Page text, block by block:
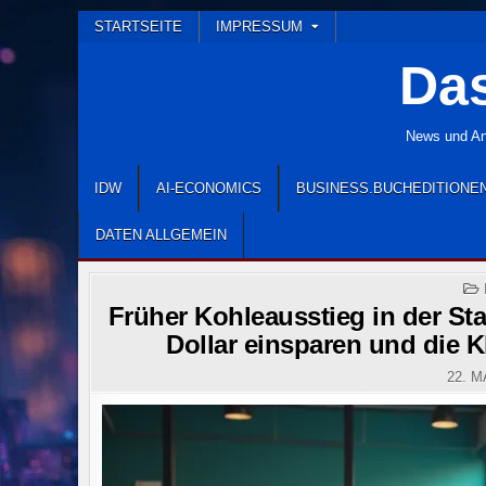
to
content
STARTSEITE IMPRESSUM
News und
IDW AI-ECONOMICS
DATEN ALLGEMEIN
Früher Kohleausstieg in der
Dollar einsparen und die
22.